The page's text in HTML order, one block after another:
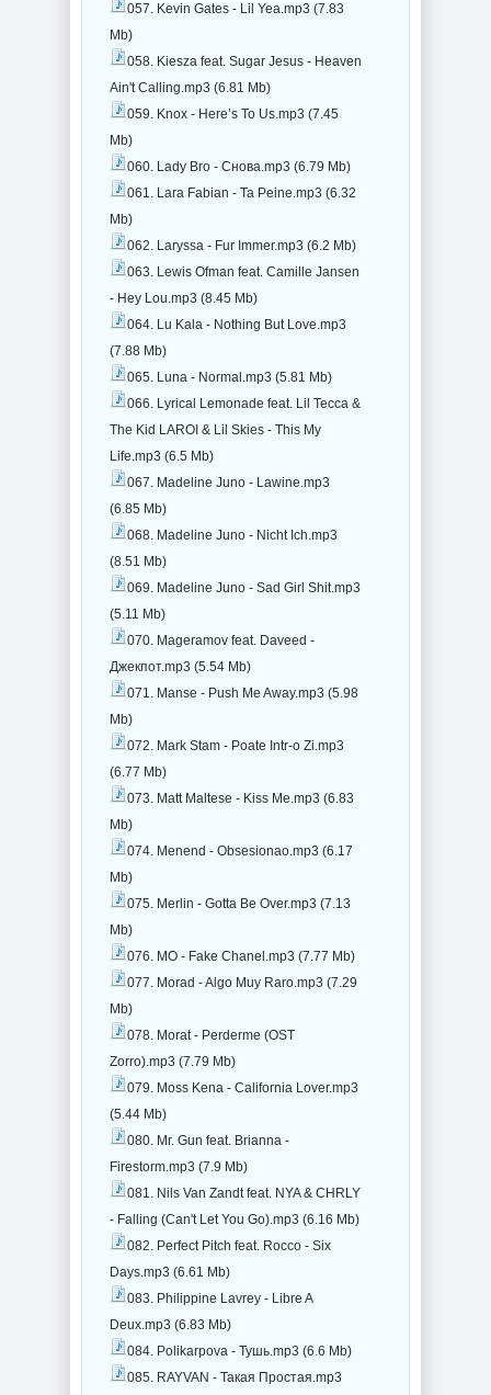
057. Kevin Gates - Lil Yea.mp3 (7.83
Mb)
058. Kiesza feat. Sugar Jesus - Heaven
Ain't Calling.mp3 (6.81 Mb)
059. Knox - Here’s To Us.mp3 (7.45
Mb)
060. Lady Bro - Снова.mp3 (6.79 Mb)
061. Lara Fabian - Ta Peine.mp3 (6.32
Mb)
062. Laryssa - Fur Immer.mp3 (6.2 Mb)
063. Lewis Ofman feat. Camille Jansen
- Hey Lou.mp3 (8.45 Mb)
064. Lu Kala - Nothing But Love.mp3
(7.88 Mb)
065. Luna - Normal.mp3 (5.81 Mb)
066. Lyrical Lemonade feat. Lil Tecca &
The Kid LAROI & Lil Skies - This My
Life.mp3 (6.5 Mb)
067. Madeline Juno - Lawine.mp3
(6.85 Mb)
068. Madeline Juno - Nicht Ich.mp3
(8.51 Mb)
069. Madeline Juno - Sad Girl Shit.mp3
(5.11 Mb)
070. Mageramov feat. Daveed -
Джекпот.mp3 (5.54 Mb)
071. Manse - Push Me Away.mp3 (5.98
Mb)
072. Mark Stam - Poate Intr-o Zi.mp3
(6.77 Mb)
073. Matt Maltese - Kiss Me.mp3 (6.83
Mb)
074. Menend - Obsesionao.mp3 (6.17
Mb)
075. Merlin - Gotta Be Over.mp3 (7.13
Mb)
076. MO - Fake Chanel.mp3 (7.77 Mb)
077. Morad - Algo Muy Raro.mp3 (7.29
Mb)
078. Morat - Perderme (OST
Zorro).mp3 (7.79 Mb)
079. Moss Kena - California Lover.mp3
(5.44 Mb)
080. Mr. Gun feat. Brianna -
Firestorm.mp3 (7.9 Mb)
081. Nils Van Zandt feat. NYA & CHRLY
- Falling (Can't Let You Go).mp3 (6.16 Mb)
082. Perfect Pitch feat. Rocco - Six
Days.mp3 (6.61 Mb)
083. Philippine Lavrey - Libre A
Deux.mp3 (6.83 Mb)
084. Polikarpova - Тушь.mp3 (6.6 Mb)
085. RAYVAN - Такая Простая.mp3